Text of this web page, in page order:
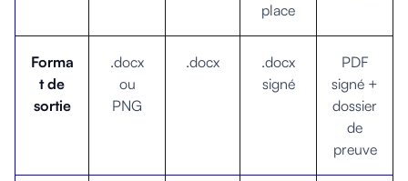
place
Forma
t de
sortie
.docx
ou
PNG
.docx
.docx
signé
PDF
signé +
dossier
de
preuve